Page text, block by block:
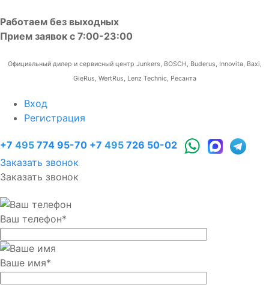
Работаем без выходных
Прием заявок с 7:00-23:00
Официальный дилер и сервисный центр Junkers, BOSCH, Buderus, Innovita, Baxi,
GieRus, WertRus, Lenz Technic, Ресанта
Вход
Регистрация
+7 495 774 95-70 +7 495 726 50-02
Заказать звонок
Заказать звонок
Ваш телефон*
Ваше имя*